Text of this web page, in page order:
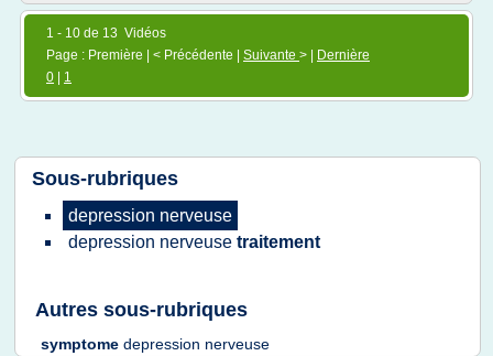
1 - 10 de 13 Vidéos
Page : Première | < Précédente | Suivante > |
Dernière
0
1
Sous-rubriques
depression nerveuse
depression nerveuse traitement
Autres sous-rubriques
symptome depression nerveuse